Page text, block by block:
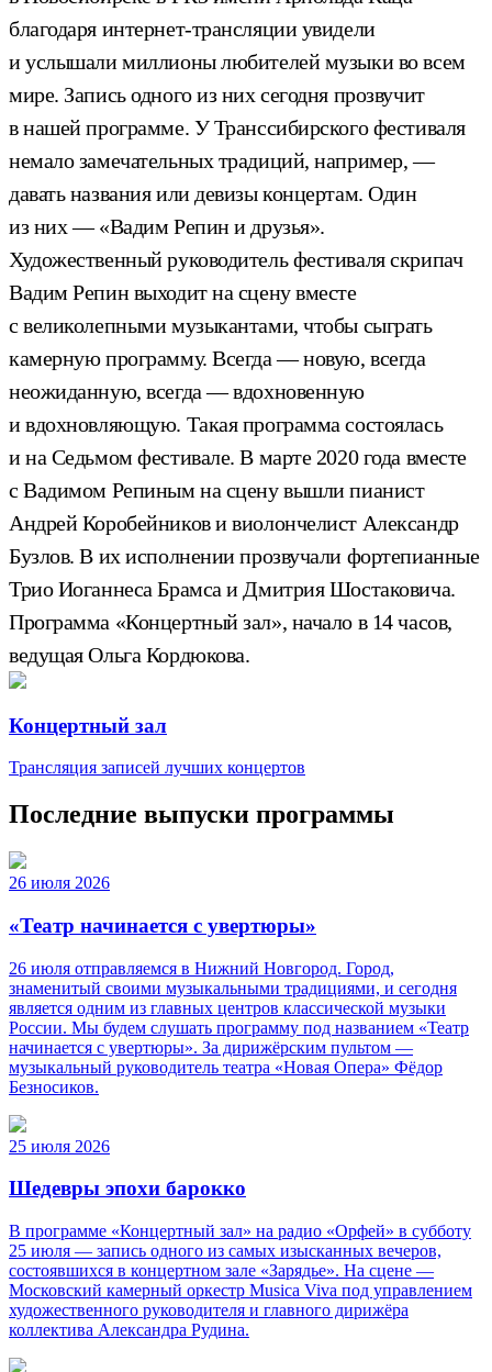
благодаря интернет-трансляции увидели
и услышали миллионы любителей музыки во всем
мире. Запись одного из них сегодня прозвучит
в нашей программе. У Транссибирского фестиваля
немало замечательных традиций, например, —
давать названия или девизы концертам. Один
из них — «Вадим Репин и друзья».
Художественный руководитель фестиваля скрипач
Вадим Репин выходит на сцену вместе
с великолепными музыкантами, чтобы сыграть
камерную программу. Всегда — новую, всегда
неожиданную, всегда — вдохновенную
и вдохновляющую. Такая программа состоялась
и на Седьмом фестивале. В марте 2020 года вместе
с Вадимом Репиным на сцену вышли пианист
Андрей Коробейников и виолончелист Александр
Бузлов. В их исполнении прозвучали фортепианные
Трио Иоганнеса Брамса и Дмитрия Шостаковича.
Программа «Концертный зал», начало в 14 часов,
ведущая Ольга Кордюкова.
Концертный зал
Трансляция записей лучших концертов
Последние выпуски программы
26 июля 2026
«Театр начинается с увертюры»
26 июля отправляемся в Нижний Новгород. Город,
знаменитый своими музыкальными традициями, и сегодня
является одним из главных центров классической музыки
России. Мы будем слушать программу под названием «Театр
начинается с увертюры». За дирижёрским пультом —
музыкальный руководитель театра «Новая Опера» Фёдор
Безносиков.
25 июля 2026
Шедевры эпохи барокко
В программе «Концертный зал» на радио «Орфей» в субботу
25 июля — запись одного из самых изысканных вечеров,
состоявшихся в концертном зале «Зарядье». На сцене —
Московский камерный оркестр Musica Viva под управлением
художественного руководителя и главного дирижёра
коллектива Александра Рудина.